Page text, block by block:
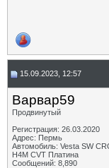
15.09.2023, 12:57
Варвар59
Продвинутый
Регистрация: 26.03.2020
Адрес: Пермь
Автомобиль: Vesta SW
H4M CVT Платина
Сообщений: 8,890